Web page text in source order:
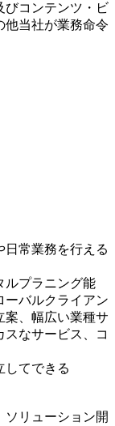
びコンテンツ・ビ
他当社が業務命令
日常業務を行える
ルプラニング能
ーバルクライアン
案、幅広い業種サ
なサービス、コ
してできる
ソリューション開